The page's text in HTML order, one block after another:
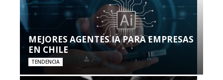
MEJORES AGENTES IA PARA EMPRESAS
EN CHILE
TENDENCIA